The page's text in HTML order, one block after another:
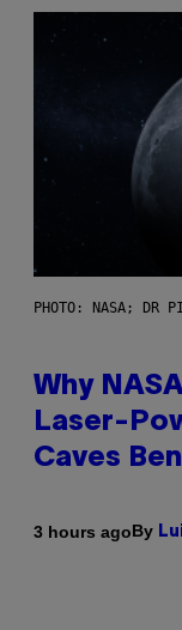
PHOTO: NASA; DR
Why
Laser-
Caves
3 hours agoBy